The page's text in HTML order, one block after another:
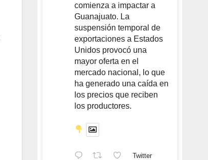
comienza a impactar a
Guanajuato. La
suspensión temporal de
exportaciones a Estados
Unidos provocó una
mayor oferta en el
mercado nacional, lo que
ha generado una caída en
los precios que reciben
los productores.
Twitter